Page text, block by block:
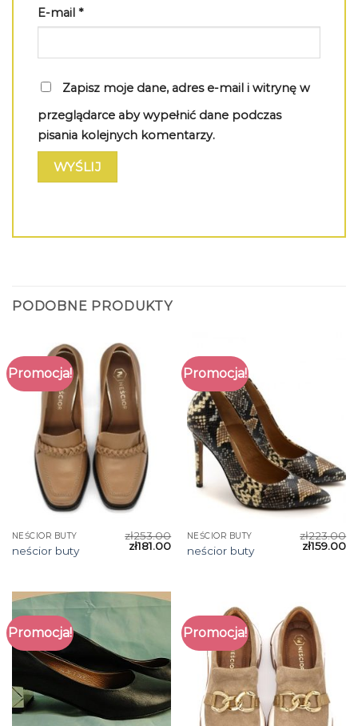
E-mail *
Zapisz moje dane, adres e-mail i witrynę w
przeglądarce aby wypełnić dane podczas
pisania kolejnych komentarzy.
PODOBNE PRODUKTY
Promocja!
NEŚCIOR BUTY
neścior buty
zł253.00
zł181.00
Promocja!
NEŚCIOR BUTY
neścior buty
zł223.00
zł159.00
Promocja! Promocja!